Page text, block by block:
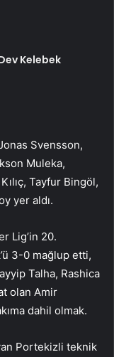
Kelebek
Svensson,
Muleka,
Tayfur Bingöl,
yer aldı.
Lig’in 20.
3-0 mağlup etti,
Talha, Rashica
olan Amir
dahil olmak.
Portekizli teknik